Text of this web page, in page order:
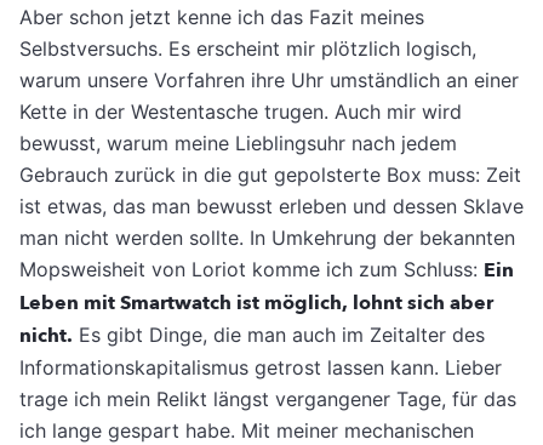
Aber schon jetzt kenne ich das Fazit meines
Selbstversuchs. Es erscheint mir plötzlich logisch,
warum unsere Vorfahren ihre Uhr umständlich an einer
Kette in der Westentasche trugen. Auch mir wird
bewusst, warum meine Lieblingsuhr nach jedem
Gebrauch zurück in die gut gepolsterte Box muss: Zeit
ist etwas, das man bewusst erleben und dessen Sklave
man nicht werden sollte. In Umkehrung der bekannten
Mopsweisheit von Loriot komme ich zum Schluss: Ein
Leben mit Smartwatch ist möglich, lohnt sich aber
nicht. Es gibt Dinge, die man auch im Zeitalter des
Informationskapitalismus getrost lassen kann. Lieber
trage ich mein Relikt längst vergangener Tage, für das
ich lange gespart habe. Mit meiner mechanischen